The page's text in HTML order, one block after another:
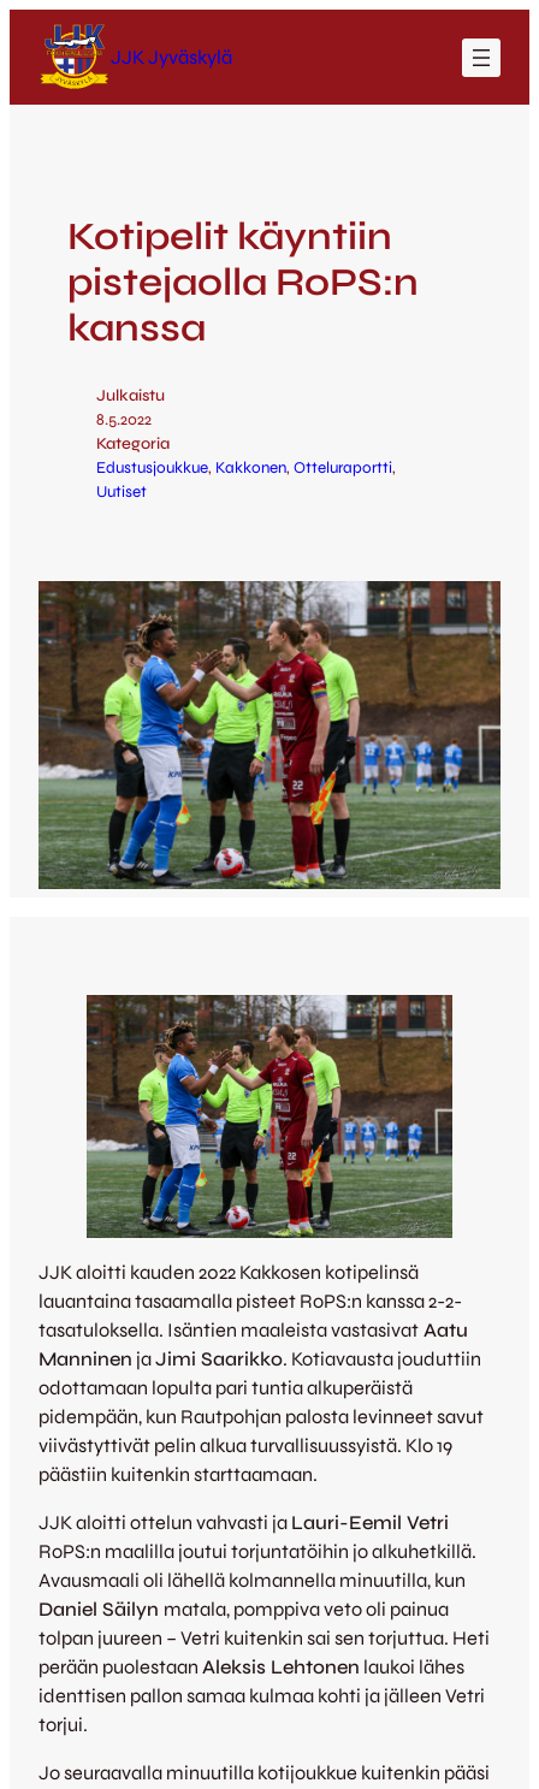
JJK Jyväskylä
Kotipelit käyntiin
pistejaolla RoPS:n
kanssa
Julkaistu
8.5.2022
Kategoria
Edustusjoukkue, Kakkonen, Otteluraportti
Uutiset
JJK aloitti kauden 2022 Kakkosen kotipelinsä
lauantaina tasaamalla pisteet RoPS:n kanssa 2-2-
tasatuloksella. Isäntien maaleista vastasivat Aatu
Manninen jaJimi Saarikko. Kotiavausta jouduttiin
odottamaan lopulta pari tuntia alkuperäistä
pidempään, kun Rautpohjan palosta levinneet savut
viivästyttivät pelin alkua turvallisuussyistä. Klo 19
päästiin kuitenkin starttaamaan.
JJK aloitti ottelun vahvasti ja Lauri-Eemil Vetri
RoPS:n maalilla joutui torjuntatöihin jo alkuhetkillä.
Avausmaali oli lähellä kolmannella minuutilla, kun
Daniel Säilyn matala, pomppiva veto oli painua
tolpan juureen – Vetri kuitenkin sai sen torjuttua. Heti
perään puolestaan Aleksis Lehtonen laukoi lähes
identtisen pallon samaa kulmaa kohti ja jälleen Vetri
torjui.
Jo seuraavalla minuutilla kotijoukkue kuitenkin pääsi